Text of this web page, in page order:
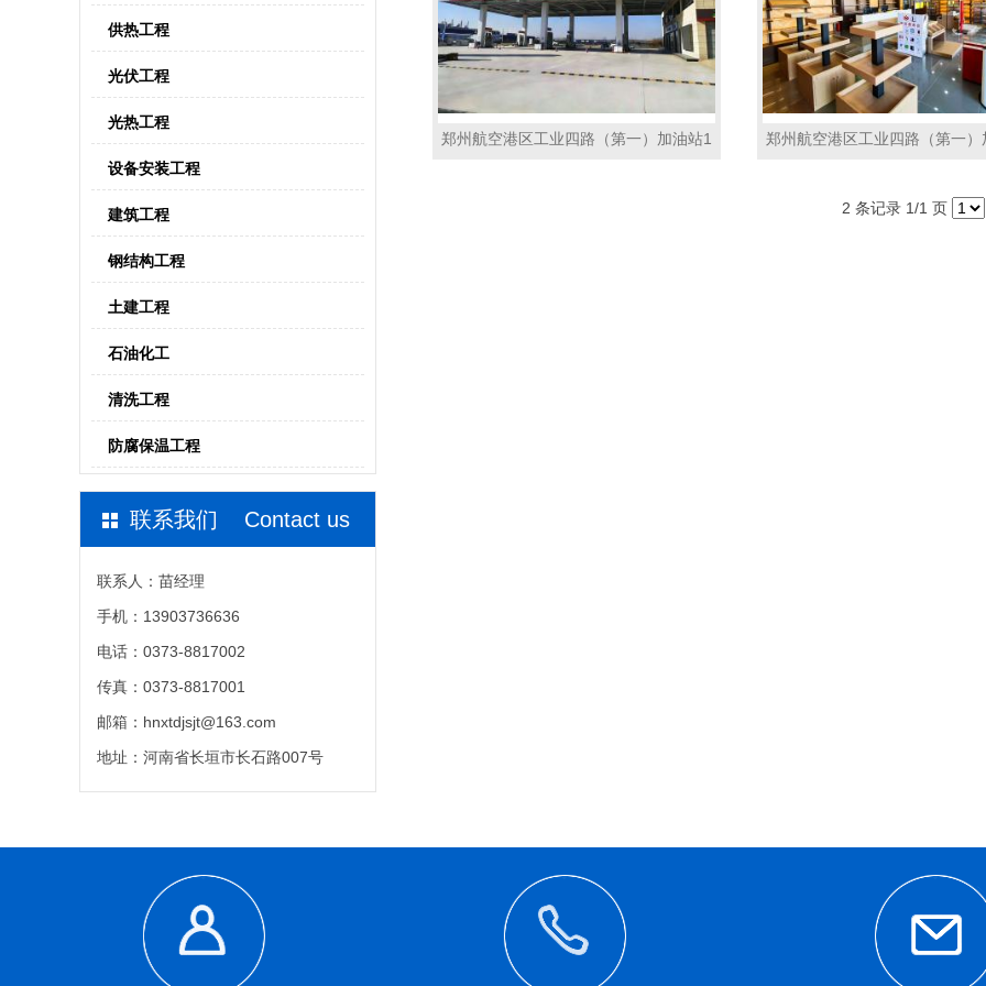
供热工程
光伏工程
光热工程
设备安装工程
建筑工程
钢结构工程
土建工程
石油化工
清洗工程
防腐保温工程
联系我们 Contact us
联系人：苗经理
手机：13903736636
电话：0373-8817002
传真：0373-8817001
邮箱：hnxtdjsjt@163.com
地址：河南省长垣市长石路007号
郑州航空港区工业四路（第一）加油站1 郑州航空港区工业四路（第一）
2 条记录 1/1 页